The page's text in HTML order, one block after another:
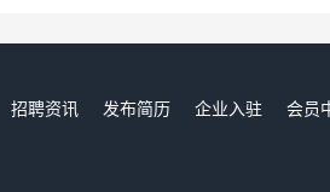
招聘资讯 发布简历 企业入驻 会员